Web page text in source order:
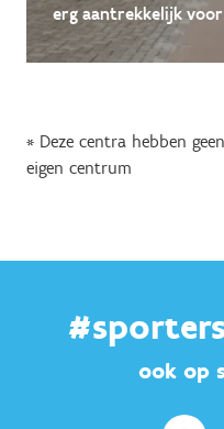
erg aantrekkelijk
* Deze centra hebben
eigen centrum
ook op